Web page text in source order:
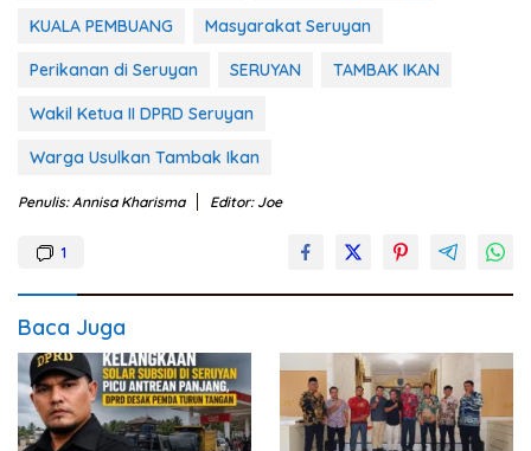
KUALA PEMBUANG Masyarakat Seruyan
Perikanan di Seruyan SERUYAN TAMBAK IKAN
Wakil Ketua II DPRD Seruyan
Warga Usulkan Tambak Ikan
Penulis: Annisa Kharisma Editor: Joe
1
Baca Juga